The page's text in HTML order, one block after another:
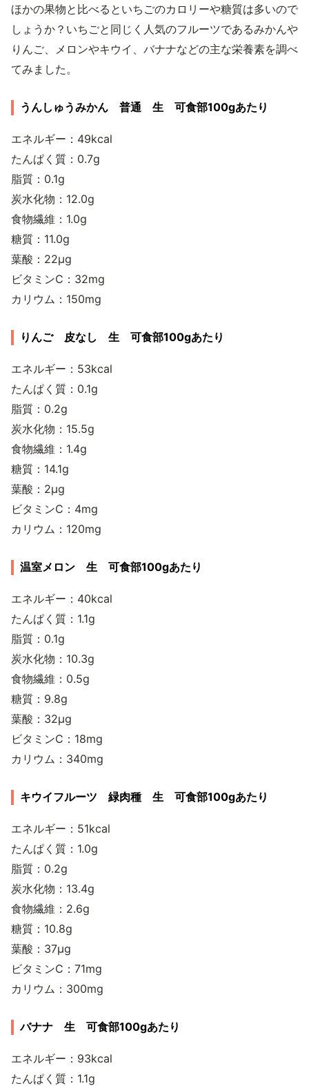
ほかの果物と比べるといちごのカロリーや糖質は多いので
しょうか？いちごと同じく人気のフルーツであるみかんや
りんご、メロンやキウイ、バナナなどの主な栄養素を調べ
てみました。
うんしゅうみかん 普通 生 可食部100gあたり
エネルギー：49kcal
たんぱく質：0.7g
脂質：0.1g
炭水化物：12.0g
食物繊維：1.0g
糖質：11.0g
葉酸：22μg
ビタミンC：32mg
カリウム：150mg
りんご 皮なし 生 可食部100gあたり
エネルギー：53kcal
たんぱく質：0.1g
脂質：0.2g
炭水化物：15.5g
食物繊維：1.4g
糖質：14.1g
葉酸：2μg
ビタミンC：4mg
カリウム：120mg
温室メロン 生 可食部100gあたり
エネルギー：40kcal
たんぱく質：1.1g
脂質：0.1g
炭水化物：10.3g
食物繊維：0.5g
糖質：9.8g
葉酸：32μg
ビタミンC：18mg
カリウム：340mg
キウイフルーツ 緑肉種 生 可食部100gあたり
エネルギー：51kcal
たんぱく質：1.0g
脂質：0.2g
炭水化物：13.4g
食物繊維：2.6g
糖質：10.8g
葉酸：37μg
ビタミンC：71mg
カリウム：300mg
バナナ 生 可食部100gあたり
エネルギー：93kcal
たんぱく質：1.1g